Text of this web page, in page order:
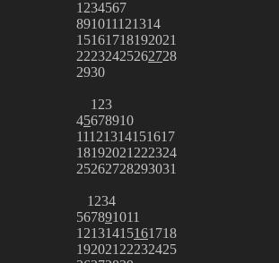
1 234567
891011121314
15161718192021
22232425262728
2930
1 23
45678910
11121314151617
18192021 222324
25262728293031
1 234
567891011
12131415161718
192021 22232425